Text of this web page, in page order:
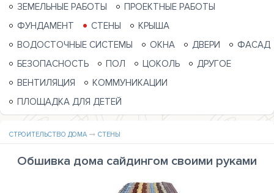
ЗЕМЕЛЬНЫЕ РАБОТЫ
ПРОЕКТНЫЕ РАБОТЫ
ФУНДАМЕНТ
СТЕНЫ
КРЫША
ВОДОСТОЧНЫЕ СИСТЕМЫ
ОКНА ДВЕРИ
ФАСАД
БЕЗОПАСНОСТЬ
ПОЛ ЦОКОЛЬ
ДРУГОЕ
ВЕНТИЛЯЦИЯ
КОММУНИКАЦИИ
ПЛОЩАДКА ДЛЯ ДЕТЕЙ
СТРОИТЕЛЬСТВО ДОМА СТЕНЫ
Обшивка дома сайдингом своими руками